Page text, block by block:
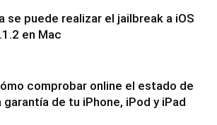
se puede realizar el jailbreak a iOS
en Mac
comprobar online el estado de
garantía de tu iPhone, iPod y iPad